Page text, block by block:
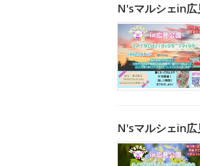
N'sマルシェin広
N'sマルシェin広